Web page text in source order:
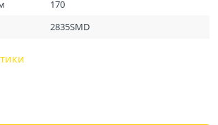
170
2835SMD